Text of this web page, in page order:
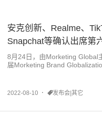
安克创新、Realme、
Snapchat等确认出席第
MBGS2022嘉宾揭晓
8月24日，由Morketing Global
届Morketing Brand
2022-08-10 发布会|其它